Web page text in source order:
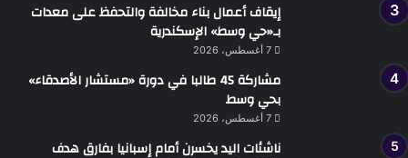
إيقاف أعمال بناء مخالفة والتحفظ على معدات
بـ«حي وسط» الإسكندرية
7 أغسطس، 2026
مشاركة 45 طالبا في دورة «مستشار الأصدقاء»
بحي وسط
7 أغسطس، 2026
ناشئات اليد يخسرن أمام إسبانيا بفارق هدف